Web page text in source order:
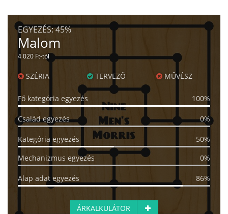
EGYEZÉS:45%
Malom
4 020 Ft-tól
SZÉRIA TERVEZŐ MŰVÉSZ
Fő kategória egyezés 100%
Család egyezés 0%
Kategória egyezés
50%
Mechanizmus egyezés
0%
Alap adat egyezés 86%
ÁRKALKULÁTOR